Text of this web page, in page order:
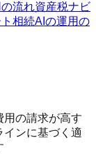
流れ資産税ナビ
相続AIの運用の
用の請求が高す
インに基づく適